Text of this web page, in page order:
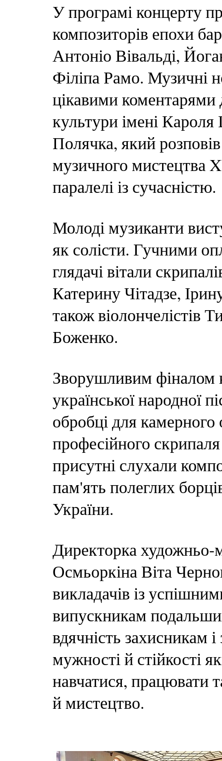
У програмі концерту
композиторів епохи
Антоніо Вівальді,
Філіпа Рамо. Музичні
цікавими
культури імені
Полячка, який
музичного мистецтва
паралелі із сучасністю.
Молоді музиканти
як солісти. Гучними
глядачі вітали
Катерину Чітадзе,
також віолончелістів
Боженко.
Зворушливим фіналом
української народної
обробці для
професійного
присутні слухали
пам'ять полеглих
України.
Директорка художньо-
Осмьоркіна Віта
викладачів із
випускникам
вдячність захисникам
мужності й стійкості
навчатися, працювати
й мистецтво.